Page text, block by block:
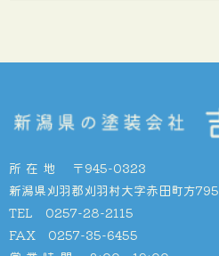
所在地
〒945-0323
新潟県刈羽郡刈羽村大字赤田町方795
TEL 0257-28-2115
FAX 0257-35-6455